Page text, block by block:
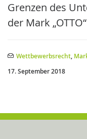
FACHBEITRÄGE
Grenzen des
der Mark „OTTO“
Wettbewerbsrecht,
17. September 2018